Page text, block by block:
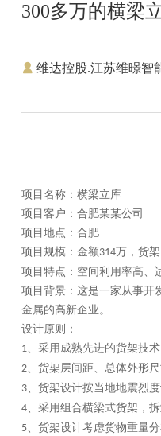
300多万的横梁
维达控股.江苏维暻智
项目名称： 横梁立库
项目客户： 合肥某某公司
项目地点： 合肥
项目规模： 金额314万，货
项目特点： 空间利用率高、
项目背景： 这是一家从事开
金属的高新企业。
设计原则：
1、 采用成熟先进的货架技
2、 货架层间距、总体外形
3、 货架设计按当地地震烈
4、 采用组合横梁式货架，
5、 货架设计考虑货物重量